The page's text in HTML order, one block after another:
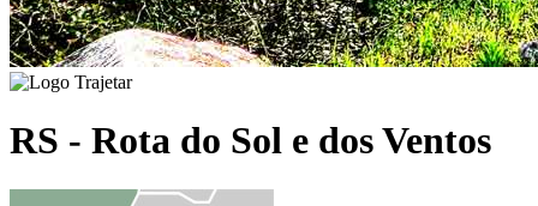
RS - Rota do Sol e dos Ventos